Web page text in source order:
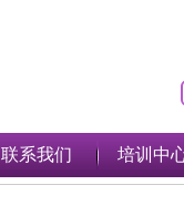
联系我们 培训中